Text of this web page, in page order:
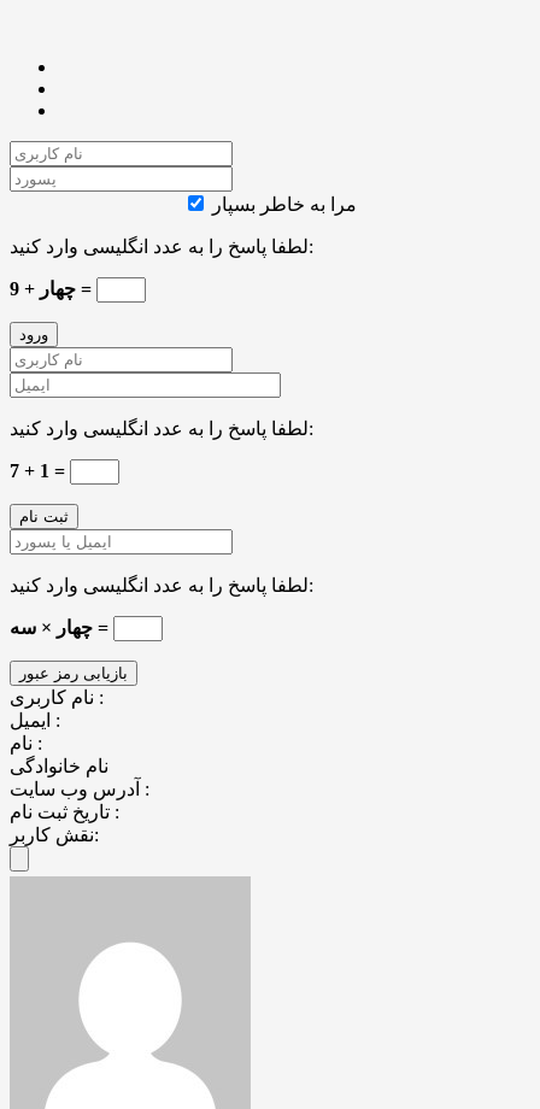
مرا به خاطر بسپار
لطفا پاسخ را به عدد انگلیسی وارد کنید:
چهار + 9 =
لطفا پاسخ را به عدد انگلیسی وارد کنید:
7 + 1 =
لطفا پاسخ را به عدد انگلیسی وارد کنید:
چهار × سه =
نام کاربری :
ایمیل :
نام :
نام خانوادگی
آدرس وب سایت :
تاریخ ثبت نام :
نقش کاربر: